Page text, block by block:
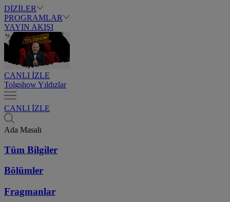
DİZİLER
PROGRAMLAR
YAYIN AKIŞI
CANLI İZLE
Tolgshow Yıldızlar
CANLI İZLE
Ada Masalı
Tüm Bilgiler
Bölümler
Fragmanlar